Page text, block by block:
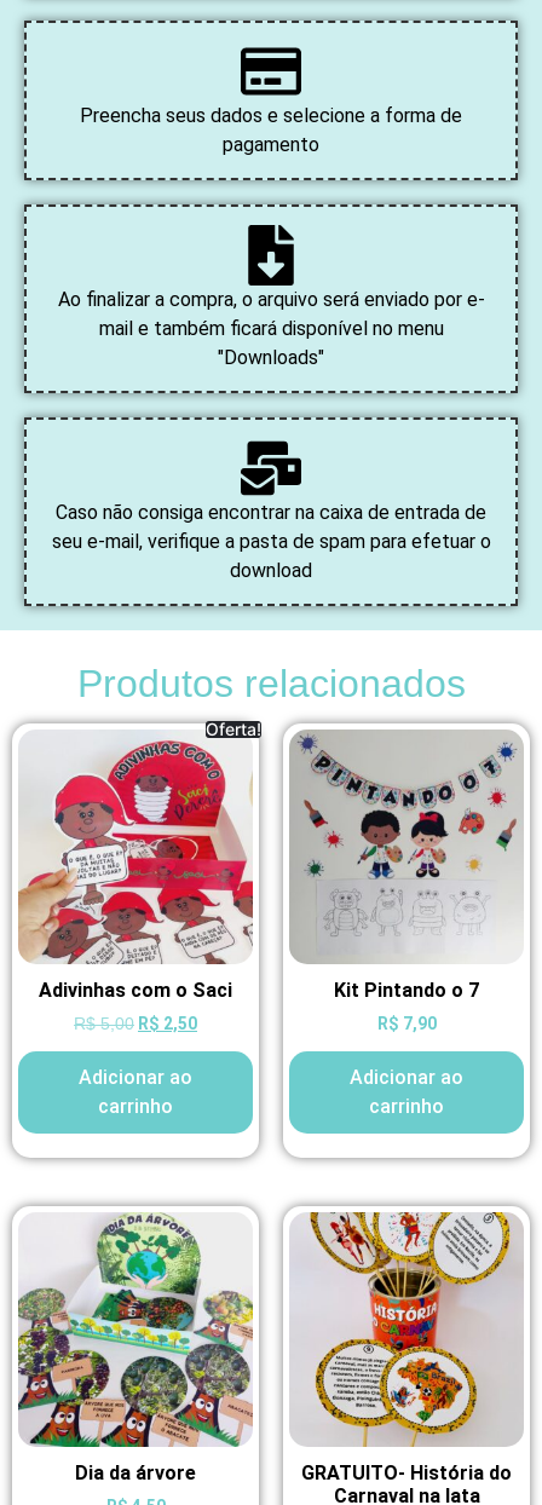
Preencha seus dados e selecione a forma de
pagamento
Ao finalizar a compra, o arquivo será enviado por e-
mail e também ficará disponível no menu
"Downloads"
Caso não consiga encontrar na caixa de entrada de
seu e-mail, verifique a pasta de spam para efetuar o
download
Produtos relacionados
Oferta!
Adivinhas com o Saci
R$5,00 R$ 2,50
Adicionar ao
carrinho
Kit Pintando o 7
R$ 7,90
Adicionar ao
carrinho
Dia da árvore
GRATUITO- História do
Carnaval na lata